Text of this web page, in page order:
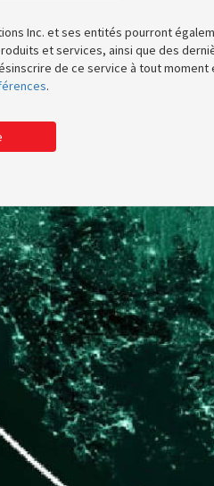
Inc. et ses entités pourront
et services, ainsi que des
de ce service à tout moment
.